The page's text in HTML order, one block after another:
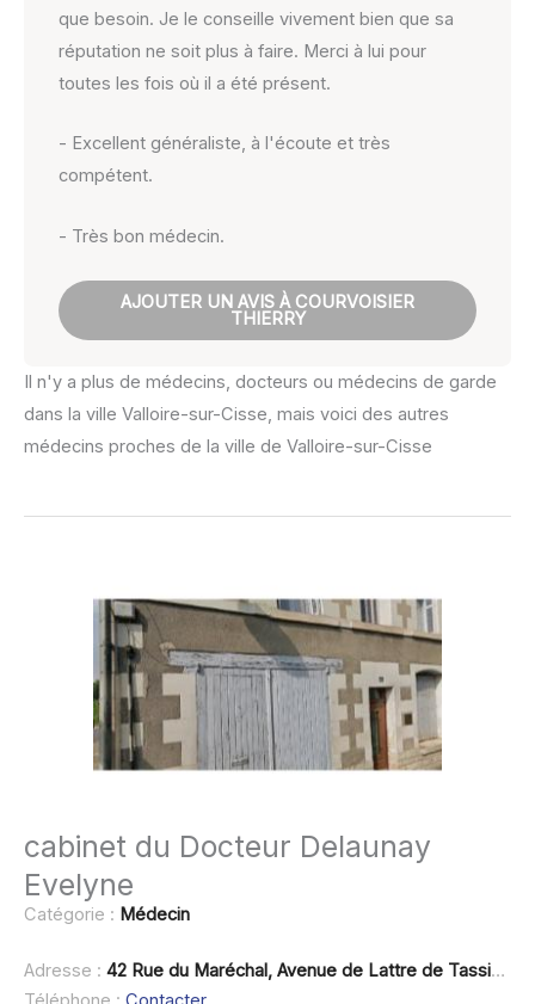
que besoin. Je le conseille vivement bien que sa
réputation ne soit plus à faire. Merci à lui pour
toutes les fois où il a été présent.
- Excellent généraliste, à l'écoute et très
compétent.
- Très bon médecin.
AJOUTER UN AVIS À COURVOISIER
THIERRY
Il n'y a plus de médecins, docteurs ou médecins de garde
dans la ville Valloire-sur-Cisse, mais voici des autres
médecins proches de la ville de Valloire-sur-Cisse
cabinet du Docteur Delaunay
Evelyne
Catégorie : Médecin
Adresse : 42 Rue du Maréchal, Avenue de Lattre de Tassigny, 41150 Chaumont